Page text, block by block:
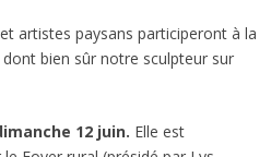
artistes paysans participeront à la
bien sûr notre sculpteur sur
12 juin. Elle est